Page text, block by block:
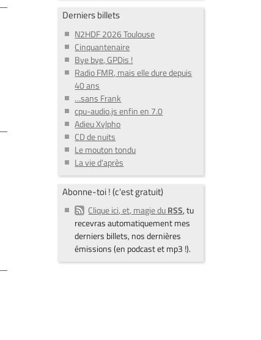
Derniers billets
N2HDF 2026 Toulouse
Cinquantenaire
Bye bye, GPDis !
Radio FMR, mais elle dure depuis
40 ans
…sans Frank
cpu-audio.js enfin en 7.0
Adieu Xylpho
CD de nuits
Le mouton tondu
La vie d'après
Abonne-toi ! (c'est gratuit)
Clique ici, et, magie duRSS, tu
recevras automatiquement mes
derniers billets, nos dernières
émissions (en podcast et mp3 !).